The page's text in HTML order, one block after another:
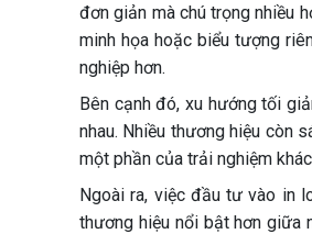
đơn giản mà chú trọng nhiều
minh họa hoặc biểu tượng
nghiệp hơn.
Bên cạnh đó, xu hướng tối
nhau. Nhiều thương hiệu còn
một phần của trải nghiệm
Ngoài ra, việc đầu tư vào in
thương hiệu nổi bật hơn giữa